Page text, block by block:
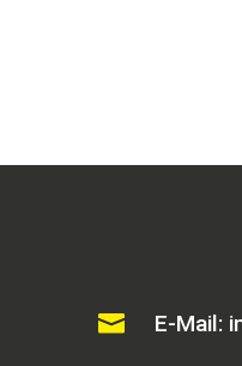
 E-Mail: